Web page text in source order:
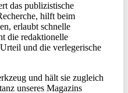
das publizistische
hilft beim
erlaubt schnelle
die redaktionelle
und die verlegerische
und hält sie zugleich
unseres Magazins